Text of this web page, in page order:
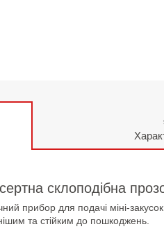
склоподібна
прибор для подачі міні-
та стійким до пошкоджень.